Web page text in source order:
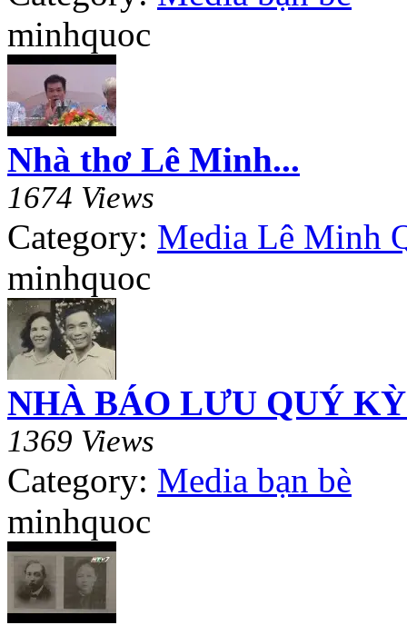
minhquoc
Nhà thơ Lê Minh...
1674 Views
Category: Media Lê Minh
minhquoc
NHÀ BÁO LƯU QUÝ
1369 Views
Category: Media bạn bè
minhquoc